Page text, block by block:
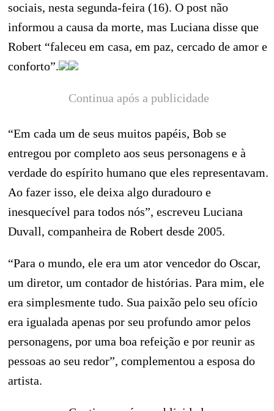
sociais, nesta segunda-feira (16). O post não
informou a causa da morte, mas Luciana disse que
Robert “faleceu em casa, em paz, cercado de amor e
conforto”.
Continua após a publicidade
“Em cada um de seus muitos papéis, Bob se
entregou por completo aos seus personagens e à
verdade do espírito humano que eles representavam.
Ao fazer isso, ele deixa algo duradouro e
inesquecível para todos nós”, escreveu Luciana
Duvall, companheira de Robert desde 2005.
“Para o mundo, ele era um ator vencedor do Oscar,
um diretor, um contador de histórias. Para mim, ele
era simplesmente tudo. Sua paixão pelo seu ofício
era igualada apenas por seu profundo amor pelos
personagens, por uma boa refeição e por reunir as
pessoas ao seu redor”, complementou a esposa do
artista.